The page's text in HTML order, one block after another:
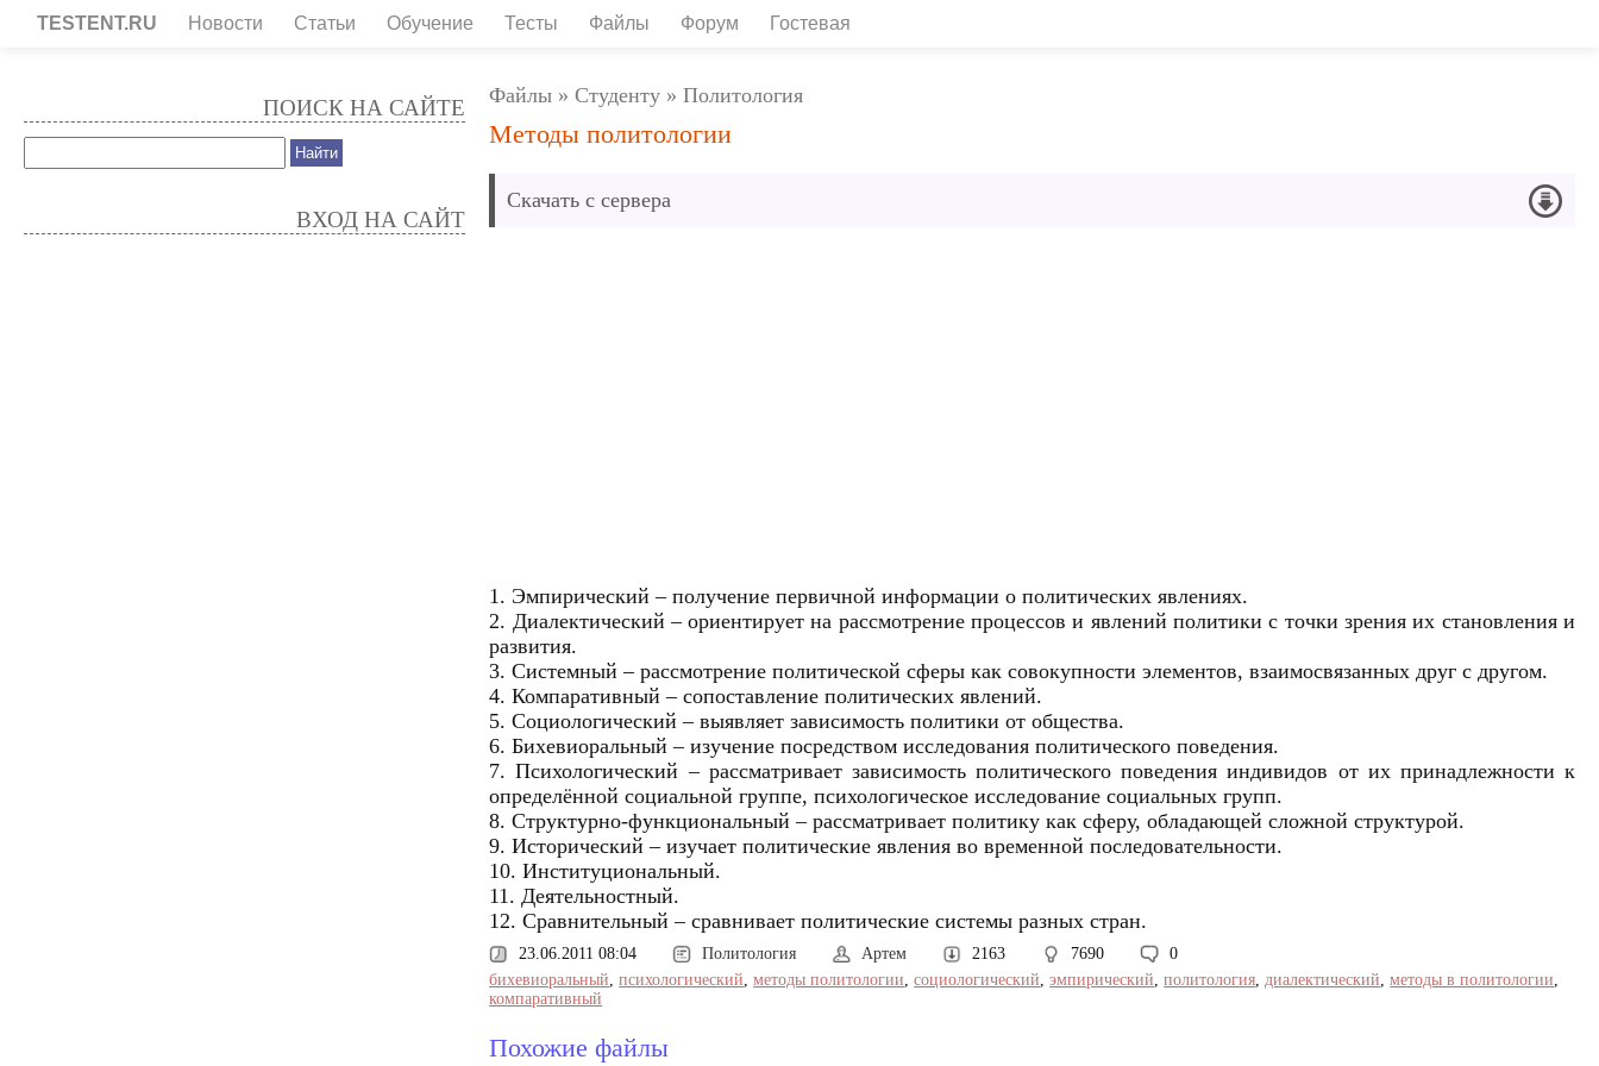
TESTENT.RU Новости Статьи Обучение Тесты Файлы Форум Гостевая
Файлы »Студенту »Политология
Методы политологии
Скачать с сервера
1. Эмпирический – получение первичной информации о политических явлениях.
2. Диалектический – ориентирует на рассмотрение процессов и явлений политики с точки зрения их становления и
развития.
3. Системный – рассмотрение политической сферы как совокупности элементов, взаимосвязанных друг с другом.
4. Компаративный – сопоставление политических явлений.
5. Социологический – выявляет зависимость политики от общества.
6. Бихевиоральный – изучение посредством исследования политического поведения.
7. Психологический – рассматривает зависимость политического поведения индивидов от их принадлежности к
определённой социальной группе, психологическое исследование социальных групп.
8. Структурно-функциональный – рассматривает политику как сферу, обладающей сложной структурой.
9. Исторический – изучает политические явления во временной последовательности.
10. Институциональный.
11. Деятельностный.
12. Сравнительный – сравнивает политические системы разных стран.
23.06.2011 08:04 Политология Артем 2163 7690
0
бихевиоральный,психологический,методы политологии,социологический,эмпирический,политология,диалектический,методы в политологии,
компаративный
Похожие файлы
ПОИСК НА САЙТЕ
ВХОД НА САЙТ